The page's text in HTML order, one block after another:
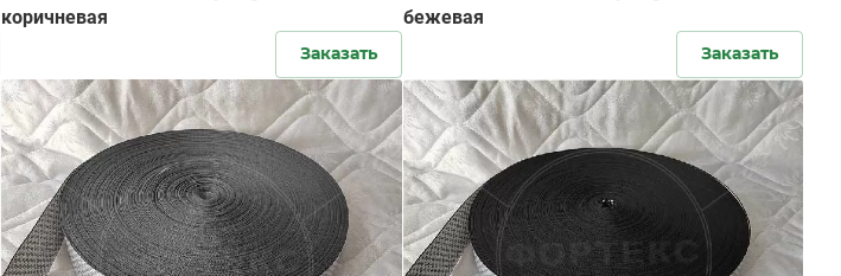
коричневая
Заказать
бежевая
Заказать